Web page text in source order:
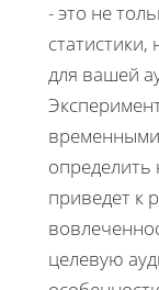
- это не
для вашей
приведет к
целевую